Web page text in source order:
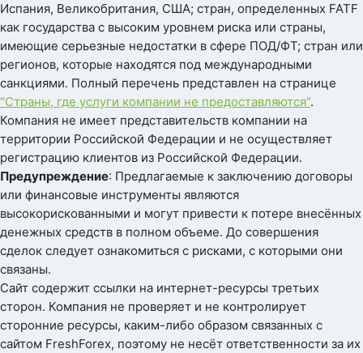
Испания, Великобритания, США; стран, определенных FATF
как государства с высоким уровнем риска или страны,
имеющие серьезные недостатки в сфере ПОД/ФТ; стран или
регионов, которые находятся под международными
санкциями. Полный перечень представлен на странице
"Страны, где услуги компании не предоставляются".
Компания не имеет представительств компании на
территории Российской Федерации и не осуществляет
регистрацию клиентов из Российской Федерации.
Предупреждение: Предлагаемые к заключению договоры
или финансовые инструменты являются
высокорискованными и могут привести к потере внесённых
денежных средств в полном объеме. До совершения
сделок следует ознакомиться с рисками, с которыми они
связаны.
Сайт содержит ссылки на интернет-ресурсы третьих
сторон. Компания не проверяет и не контролирует
сторонние ресурсы, каким-либо образом связанных с
сайтом FreshForex, поэтому не несёт ответственности за их